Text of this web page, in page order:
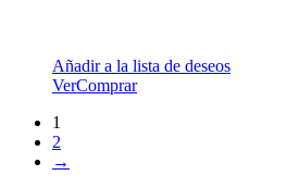
Añadir a la lista de deseos
VerComprar
1
2
→